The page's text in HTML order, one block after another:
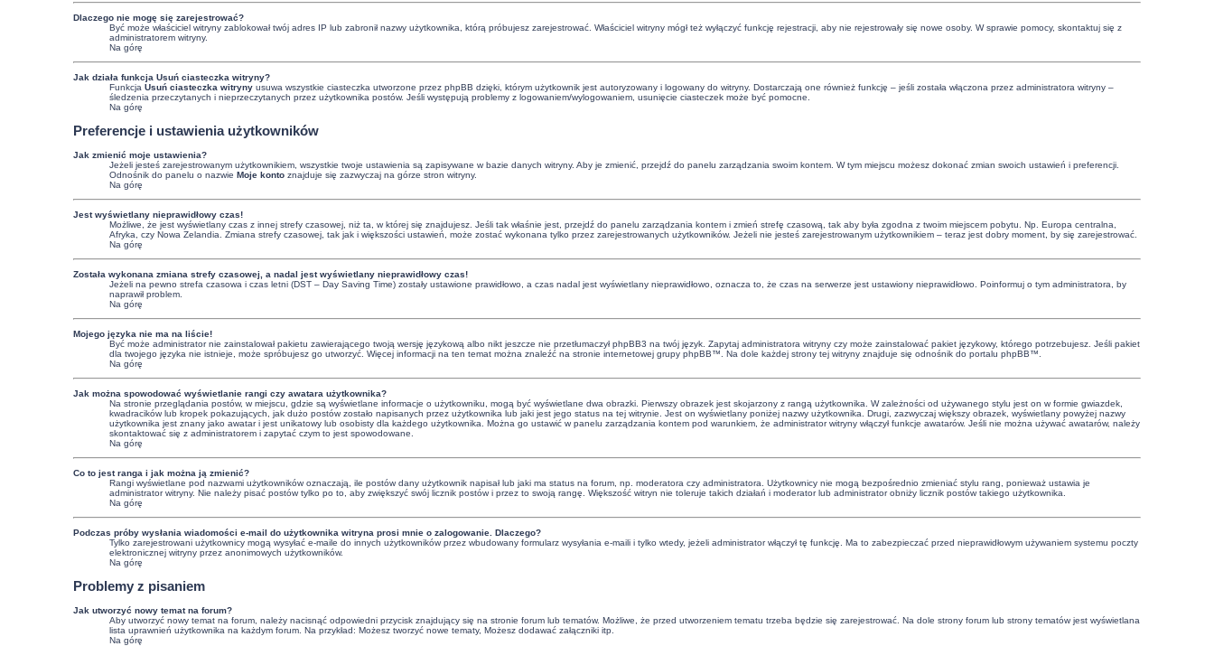
Dlaczego nie mogę się zarejestrować?
Być może właściciel witryny zablokował twój adres IP lub zabronił nazwy użytkownika, którą próbujesz zarejestrować. Właściciel witryny mógł też wyłączyć funkcję rejestracji, aby nie rejestrowały się nowe osoby. W sprawie pomocy, skontaktuj się z
administratorem witryny.
Na górę
Jak działa funkcja Usuń ciasteczka witryny?
Funkcja Usuń ciasteczka witrynyusuwa wszystkie ciasteczka utworzone przez phpBB dzięki, którym użytkownik jest autoryzowany i logowany do witryny. Dostarczają one również funkcję – jeśli została włączona przez administratora witryny –
śledzenia przeczytanych i nieprzeczytanych przez użytkownika postów. Jeśli występują problemy z logowaniem/wylogowaniem, usunięcie ciasteczek może być pomocne.
Na górę
Preferencje i ustawienia użytkowników
Jak zmienić moje ustawienia?
Jeżeli jesteś zarejestrowanym użytkownikiem, wszystkie twoje ustawienia są zapisywane w bazie danych witryny. Aby je zmienić, przejdź do panelu zarządzania swoim kontem. W tym miejscu możesz dokonać zmian swoich ustawień i preferencji.
Odnośnik do panelu o nazwie Moje kontoznajduje się zazwyczaj na górze stron witryny.
Na górę
Jest wyświetlany nieprawidłowy czas!
Możliwe, że jest wyświetlany czas z innej strefy czasowej, niż ta, w której się znajdujesz. Jeśli tak właśnie jest, przejdź do panelu zarządzania kontem i zmień strefę czasową, tak aby była zgodna z twoim miejscem pobytu. Np. Europa centralna,
Afryka, czy Nowa Zelandia. Zmiana strefy czasowej, tak jak i większości ustawień, może zostać wykonana tylko przez zarejestrowanych użytkowników. Jeżeli nie jesteś zarejestrowanym użytkownikiem – teraz jest dobry moment, by się zarejestrować.
Na górę
Została wykonana zmiana strefy czasowej, a nadal jest wyświetlany nieprawidłowy czas!
Jeżeli na pewno strefa czasowa i czas letni (DST – Day Saving Time) zostały ustawione prawidłowo, a czas nadal jest wyświetlany nieprawidłowo, oznacza to, że czas na serwerze jest ustawiony nieprawidłowo. Poinformuj o tym administratora, by
naprawił problem.
Na górę
Mojego języka nie ma na liście!
Być może administrator nie zainstalował pakietu zawierającego twoją wersję językową albo nikt jeszcze nie przetłumaczył phpBB3 na twój język. Zapytaj administratora witryny czy może zainstalować pakiet językowy, którego potrzebujesz. Jeśli pakiet
dla twojego języka nie istnieje, może spróbujesz go utworzyć. Więcej informacji na ten temat można znaleźć na stronie internetowej grupy phpBB™. Na dole każdej strony tej witryny znajduje się odnośnik do portalu phpBB™.
Na górę
Jak można spowodować wyświetlanie rangi czy awatara użytkownika?
Na stronie przeglądania postów, w miejscu, gdzie są wyświetlane informacje o użytkowniku, mogą być wyświetlane dwa obrazki. Pierwszy obrazek jest skojarzony z rangą użytkownika. W zależności od używanego stylu jest on w formie gwiazdek,
kwadracików lub kropek pokazujących, jak dużo postów zostało napisanych przez użytkownika lub jaki jest jego status na tej witrynie. Jest on wyświetlany poniżej nazwy użytkownika. Drugi, zazwyczaj większy obrazek, wyświetlany powyżej nazwy
użytkownika jest znany jako awatar i jest unikatowy lub osobisty dla każdego użytkownika. Można go ustawić w panelu zarządzania kontem pod warunkiem, że administrator witryny włączył funkcje awatarów. Jeśli nie można używać awatarów, należy
skontaktować się z administratorem i zapytać czym to jest spowodowane.
Na górę
Co to jest ranga i jak można ją zmienić?
Rangi wyświetlane pod nazwami użytkowników oznaczają, ile postów dany użytkownik napisał lub jaki ma status na forum, np. moderatora czy administratora. Użytkownicy nie mogą bezpośrednio zmieniać stylu rang, ponieważ ustawia je
administrator witryny. Nie należy pisać postów tylko po to, aby zwiększyć swój licznik postów i przez to swoją rangę. Większość witryn nie toleruje takich działań i moderator lub administrator obniży licznik postów takiego użytkownika.
Na górę
Podczas próby wysłania wiadomości e-mail do użytkownika witryna prosi mnie o zalogowanie. Dlaczego?
Tylko zarejestrowani użytkownicy mogą wysyłać e-maile do innych użytkowników przez wbudowany formularz wysyłania e-maili i tylko wtedy, jeżeli administrator włączył tę funkcję. Ma to zabezpieczać przed nieprawidłowym używaniem systemu poczty
elektronicznej witryny przez anonimowych użytkowników.
Na górę
Problemy z pisaniem
Jak utworzyć nowy temat na forum?
Aby utworzyć nowy temat na forum, należy nacisnąć odpowiedni przycisk znajdujący się na stronie forum lub tematów. Możliwe, że przed utworzeniem tematu trzeba będzie się zarejestrować. Na dole strony forum lub strony tematów jest wyświetlana
lista uprawnień użytkownika na każdym forum. Na przykład: Możesz tworzyć nowe tematy, Możesz dodawać załączniki itp.
Na górę